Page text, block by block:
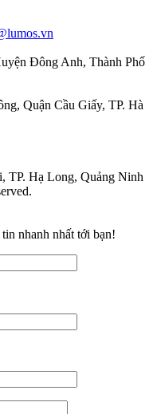
Đông Anh, Thành Phố
Quận Cầu Giấy, TP. Hà
TP. Hạ Long, Quảng Ninh
nhanh nhất tới bạn!